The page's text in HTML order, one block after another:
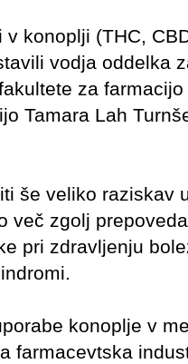
konoplji (THC,
vodja oddelka
za
Tamara Lah
še veliko raziskav
več zgolj
pri zdravljenju
konoplje v
farmacevtska